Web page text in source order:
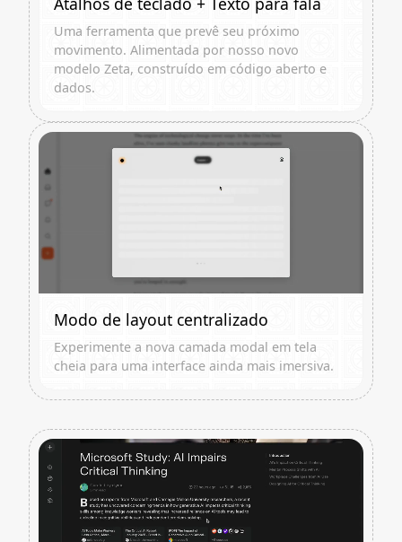
Uma ferramenta que prevê seu próximo
movimento. Alimentada por nosso novo
modelo Zeta, construído em código aberto e
dados.
Modo de layout centralizado
Experimente a nova camada modal em tela
cheia para uma interface ainda mais imersiva.